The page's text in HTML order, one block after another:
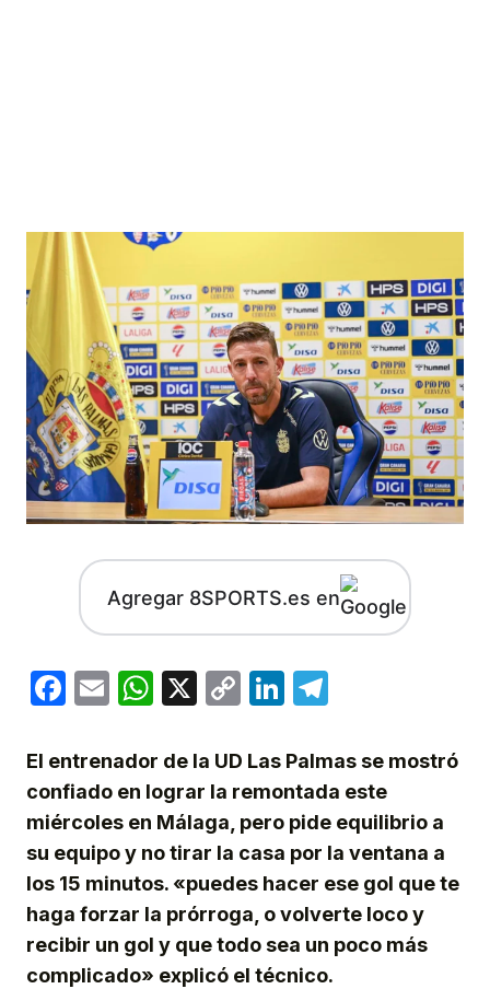
Agregar 8SPORTS.es en
Facebook
EmailWhatsApp
X
CopyLinkedIn
El entrenador de la UD Las Palmas se mostró
confiado en lograr la remontada este
miércoles en Málaga, pero pide equilibrio a
su equipo y no tirar la casa por la ventana a
los 15 minutos. «puedes hacer ese gol que te
haga forzar la prórroga, o volverte loco y
recibir un gol y que todo sea un poco más
complicado» explicó el técnico.